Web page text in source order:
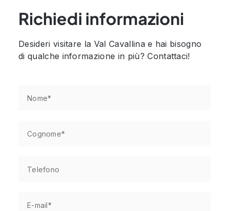
Richiedi informazioni
Desideri visitare la Val Cavallina e hai bisogno
di qualche informazione in più? Contattaci!